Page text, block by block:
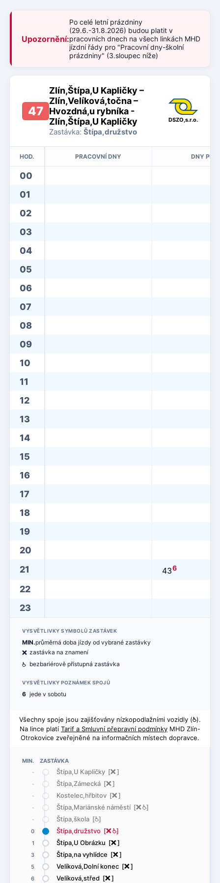
Upozornění:
Po celé letní prázdniny
(29.6.-31.8.2026) budou platit v
pracovních dnech na všech linkách MHD
jízdní řády pro "Pracovní dny-školní
prázdniny" (3.sloupec níže)
MIN. ZASTÁVKA
-
Štípa,U Kapličky [ë]
- Štípa,Zámecká [ë]
- Kostelec,hřbitov [ë]
- Štípa,Mariánské náměstí [ë@]
- Štípa,škola [@]
0 Štípa,družstvo [ë@]
1 Štípa,U Obrázku [ë]
3 Štípa,na vyhlídce [ë]
5 Velíková,Dolní konec [ë]
6 Velíková,střed [ë]
47
Zlín,Štípa,U Kapličky –
Zlín,Velíková,točna –
Hvozdná,u rybníka -
Zlín,Štípa,U Kapličky
Zastávka: Štípa,družstvo
DSZO,s.r.o.
HOD. PRACOVNÍ DNY DNY
00
01
02
03
04
05
06
07
08
09
10
11
12
13
14
15
16
17
18
19
20
21
436
22
23
VYSVĚTLIVKY SYMBOLŮ ZASTÁVEK
MIN.průměrná doba jízdy od vybrané zastávky
ë zastávka na znamení
@ bezbariérově přístupná zastávka
VYSVĚTLIVKY POZNÁMEK SPOJŮ
6 jede v sobotu
Všechny spoje jsou zajišťovány nízkopodlažními vozidly (@).
Na lince platí Tarif a Smluvní přepravní podmínky MHD Zlín-
Otrokovice zveřejněné na informačních místech dopravce.